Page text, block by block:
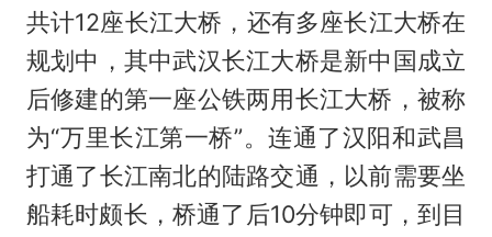
共计12座长江大桥，还有多座长江大桥在
规划中，其中武汉长江大桥是新中国成立
后修建的第一座公铁两用长江大桥，被称
为“万里长江第一桥”。连通了汉阳和武昌
打通了长江南北的陆路交通，以前需要坐
船耗时颇长，桥通了后10分钟即可，到目